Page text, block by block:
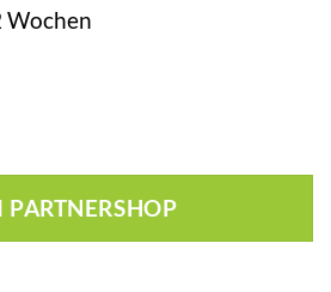
Wochen